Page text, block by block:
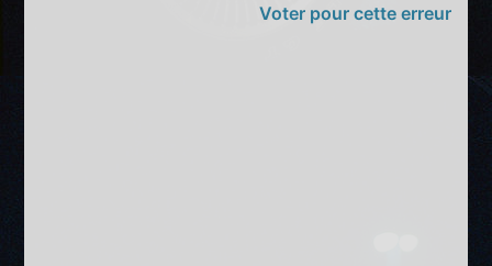
Voter pour cette erreur